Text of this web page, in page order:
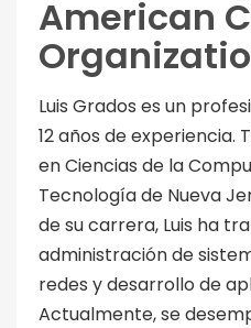
American
Luis Grados es un
12 años de experiencia.
en Ciencias de la
Tecnología de Nueva
de su carrera, Luis ha
administración de
redes y desarrollo de
Actualmente, se